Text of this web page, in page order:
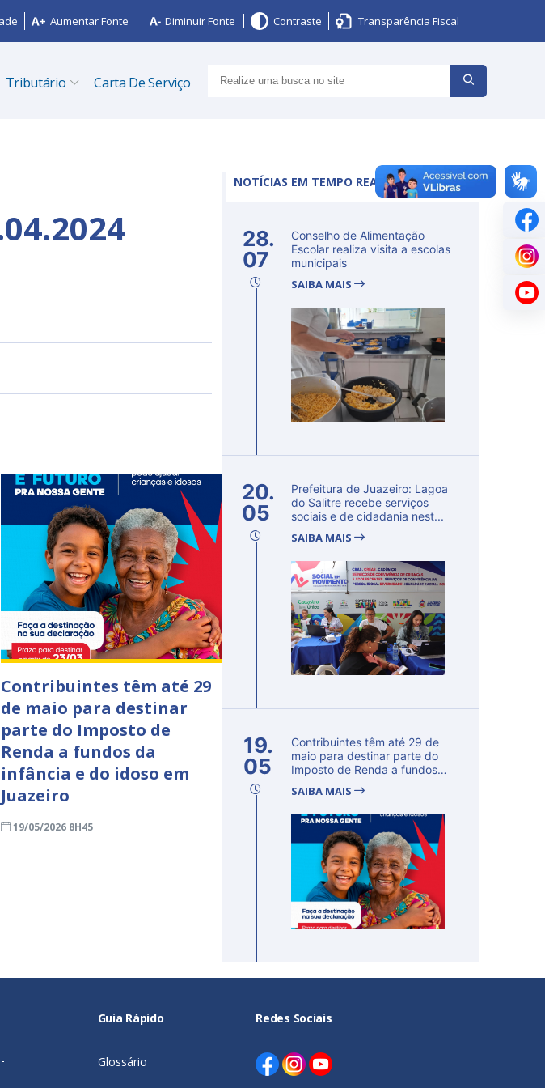
Aumentar Fonte Diminuir Fonte Contraste Transparência Fiscal
Tributário Carta De Serviço
Contribuintes têm até 29
de maio para destinar
parte do Imposto de
Renda a fundos da
infância e do idoso em
Juazeiro
19/05/2026 8H45
NOTÍCIAS EM TEMPO REAL
28.
07
Conselho de Alimentação
Escolar realiza visita a escolas
municipais
SAIBA MAIS
20.
05
Prefeitura de Juazeiro: Lagoa
do Salitre recebe serviços
sociais e de cidadania nest...
SAIBA MAIS
19.
05
Contribuintes têm até 29 de
maio para destinar parte do
Imposto de Renda a fundos
SAIBA MAIS
Guia Rápido
Glossário
Redes Sociais